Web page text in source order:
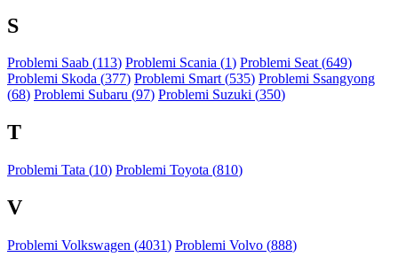
S
Problemi Saab (113) Problemi Scania (1) Problemi Seat (649)
Problemi Skoda (377) Problemi Smart (535) Problemi Ssangyong
(68) Problemi Subaru (97) Problemi Suzuki (350)
T
Problemi Tata (10) Problemi Toyota (810)
V
Problemi Volkswagen (4031) Problemi Volvo (888)